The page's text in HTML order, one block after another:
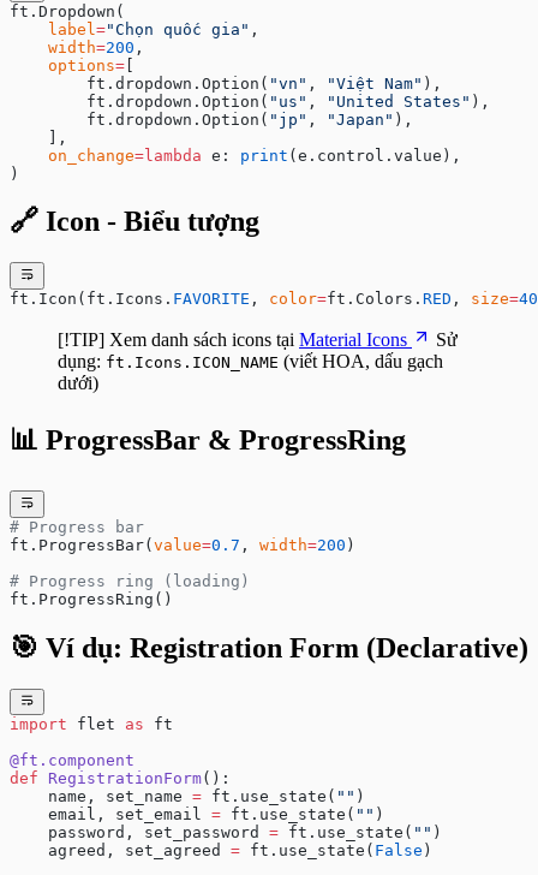
ft.Dropdown(
    label
="Chọn quốc gia" ,
    width
=200 ,
    options
= [
        ft.dropdown.Option(
"vn" , "Việt Nam" ),
        ft.dropdown.Option(
"us" , "United States" ),
        ft.dropdown.Option(
"jp" , "Japan" ),
    ],
    on_change
=lambda e: print (e.control.value),
)
🔗 Icon - Biểu tượng
ft.Icon(ft.Icons. FAVORITE , color=ft.Colors. RED , size=40
[!TIP] Xem danh sách icons tại Material Icons
Sử
dụng: ft.Icons.ICON_NAME (viết HOA, dấu gạch
dưới)
📊 ProgressBar & ProgressRing
# Progress bar
ft.ProgressBar( value=0.7 , width=200 )
# Progress ring (loading)
ft.ProgressRing()
🎯 Ví dụ: Registration Form (Declarative)
import flet as ft
@ft.component
def RegistrationForm():
    name, set_name
= ft.use_state( "" )
    email, set_email
= ft.use_state( "" )
    password, set_password
= ft.use_state( "" )
    agreed, set_agreed
= ft.use_state( False )